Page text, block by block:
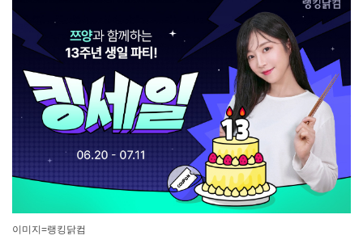
이미지=랭킹닭컴